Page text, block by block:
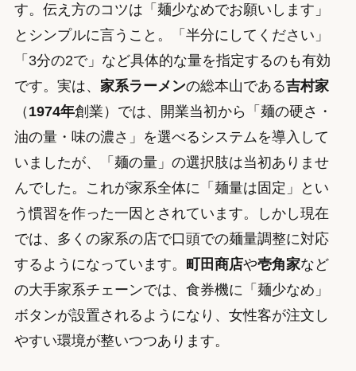
す。伝え方のコツは「麺少なめでお願いします」
とシンプルに言うこと。「半分にしてください」
「3分の2で」など具体的な量を指定するのも有効
です。実は、 家系ラーメンの総本山である吉村家
（ 1974年創業）では、開業当初から「麺の硬さ・
油の量・味の濃さ」を選べるシステムを導入して
いましたが、「麺の量」の選択肢は当初ありませ
んでした。これが家系全体に「麺量は固定」とい
う慣習を作った一因とされています。しかし現在
では、多くの家系の店で口頭での麺量調整に対応
するようになっています。 町田商店や壱角家など
の大手家系チェーンでは、食券機に「麺少なめ」
ボタンが設置されるようになり、女性客が注文し
やすい環境が整いつつあります。